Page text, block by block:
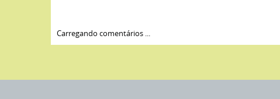
Carregando comentários ...